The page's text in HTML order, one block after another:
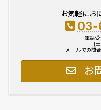
お気軽にお
03-
電話
[
メールでの問
お